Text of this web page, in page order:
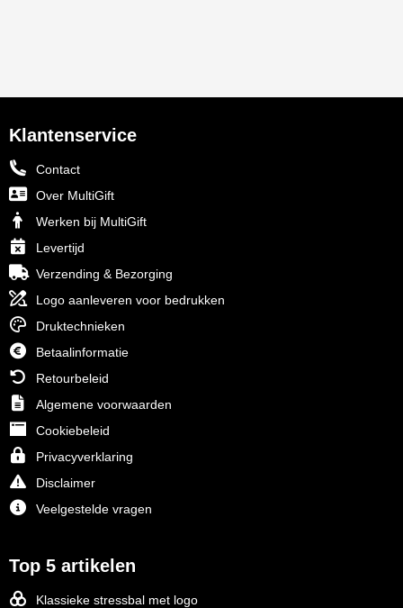
Klantenservice
Contact
Over MultiGift
Werken bij MultiGift
Levertijd
Verzending & Bezorging
Logo aanleveren voor bedrukken
Druktechnieken
Betaalinformatie
Retourbeleid
Algemene voorwaarden
Cookiebeleid
Privacyverklaring
Disclaimer
Veelgestelde vragen
Top 5 artikelen
Klassieke stressbal met logo